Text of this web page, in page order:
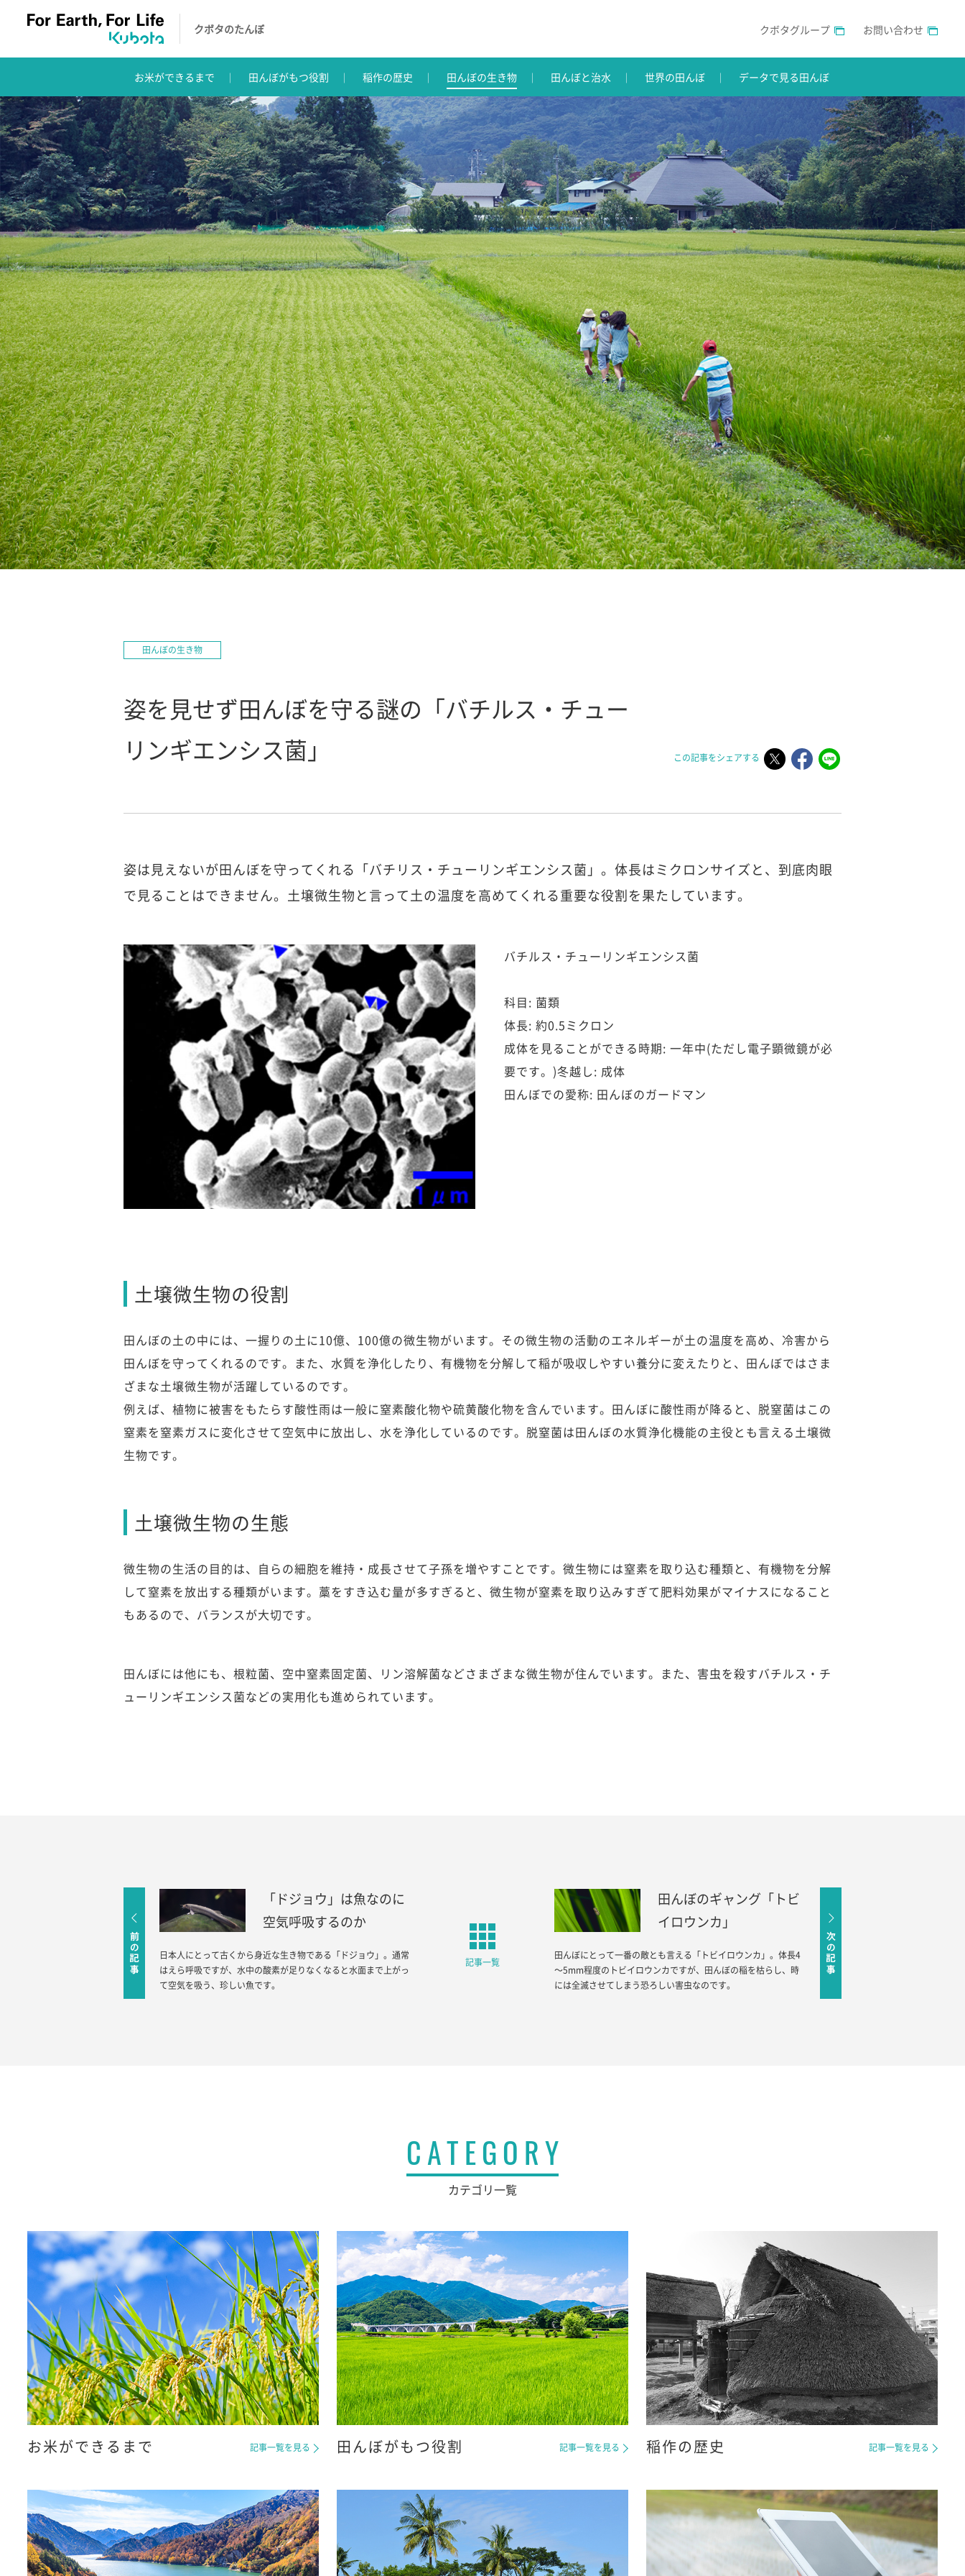
クボタのたんぼ クボタグループ お問い合わせ
お米ができるまで 田んぼがもつ役割 稲作の歴史 田んぼの生き物 田んぼと治水 世界の田んぼ データで見る田んぼ
田んぼの生き物
姿を見せず田んぼを守る謎の「バチルス・チュー
リンギエンシス菌」
この記事をシェアする
姿は見えないが田んぼを守ってくれる「バチリス・チューリンギエンシス菌」。体長はミクロンサイズと、到底肉眼
で見ることはできません。土壌微生物と言って土の温度を高めてくれる重要な役割を果たしています。
バチルス・チューリンギエンシス菌
科目: 菌類
体長: 約0.5ミクロン
成体を見ることができる時期: 一年中(ただし電子顕微鏡が必
要です。)冬越し: 成体
田んぼでの愛称: 田んぼのガードマン
土壌微生物の役割
田んぼの土の中には、一握りの土に10億、100億の微生物がいます。その微生物の活動のエネルギーが土の温度を高め、冷害から
田んぼを守ってくれるのです。また、水質を浄化したり、有機物を分解して稲が吸収しやすい養分に変えたりと、田んぼではさま
ざまな土壌微生物が活躍しているのです。
例えば、植物に被害をもたらす酸性雨は一般に窒素酸化物や硫黄酸化物を含んでいます。田んぼに酸性雨が降ると、脱窒菌はこの
窒素を窒素ガスに変化させて空気中に放出し、水を浄化しているのです。脱窒菌は田んぼの水質浄化機能の主役とも言える土壌微
生物です。
土壌微生物の生態
微生物の生活の目的は、自らの細胞を維持・成長させて子孫を増やすことです。微生物には窒素を取り込む種類と、有機物を分解
して窒素を放出する種類がいます。藁をすき込む量が多すぎると、微生物が窒素を取り込みすぎて肥料効果がマイナスになること
もあるので、バランスが大切です。
田んぼには他にも、根粒菌、空中窒素固定菌、リン溶解菌などさまざまな微生物が住んでいます。また、害虫を殺すバチルス・チ
ューリンギエンシス菌などの実用化も進められています。
「ドジョウ」は魚なのに
空気呼吸するのか
日本人にとって古くから身近な生き物である「ドジョウ」。通常
はえら呼吸ですが、水中の酸素が足りなくなると水面まで上がっ
て空気を吸う、珍しい魚です。
記事一覧
田んぼのギャング「トビ
イロウンカ」
田んぼにとって一番の敵とも言える「トビイロウンカ」。体長4
～5mm程度のトビイロウンカですが、田んぼの稲を枯らし、時
には全滅させてしまう恐ろしい害虫なのです。
CATEGORY
カテゴリ一覧
お米ができるまで 記事一覧を見る 田んぼがもつ役割 記事一覧を見る 稲作の歴史 記事一覧を見る